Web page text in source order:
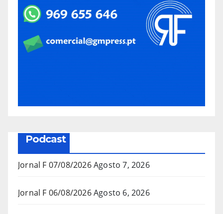
Podcast
Jornal F 07/08/2026Agosto 7, 2026
Jornal F 06/08/2026Agosto 6, 2026